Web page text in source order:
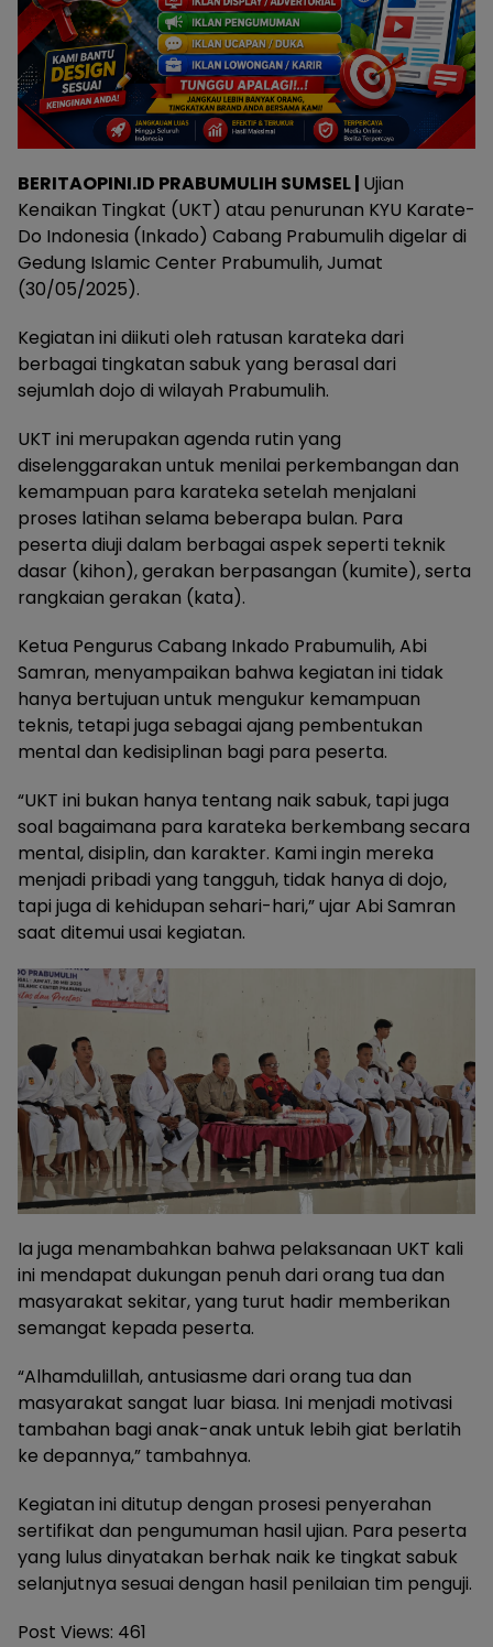
BERITAOPINI.ID PRABUMULIH SUMSEL | Ujian
Kenaikan Tingkat (UKT) atau penurunan KYU Karate-
Do Indonesia (Inkado) Cabang Prabumulih digelar di
Gedung Islamic Center Prabumulih, Jumat
(30/05/2025).
Kegiatan ini diikuti oleh ratusan karateka dari
berbagai tingkatan sabuk yang berasal dari
sejumlah dojo di wilayah Prabumulih.
UKT ini merupakan agenda rutin yang
diselenggarakan untuk menilai perkembangan dan
kemampuan para karateka setelah menjalani
proses latihan selama beberapa bulan. Para
peserta diuji dalam berbagai aspek seperti teknik
dasar (kihon), gerakan berpasangan (kumite), serta
rangkaian gerakan (kata).
Ketua Pengurus Cabang Inkado Prabumulih, Abi
Samran, menyampaikan bahwa kegiatan ini tidak
hanya bertujuan untuk mengukur kemampuan
teknis, tetapi juga sebagai ajang pembentukan
mental dan kedisiplinan bagi para peserta.
“UKT ini bukan hanya tentang naik sabuk, tapi juga
soal bagaimana para karateka berkembang secara
mental, disiplin, dan karakter. Kami ingin mereka
menjadi pribadi yang tangguh, tidak hanya di dojo,
tapi juga di kehidupan sehari-hari,” ujar Abi Samran
saat ditemui usai kegiatan.
Ia juga menambahkan bahwa pelaksanaan UKT kali
ini mendapat dukungan penuh dari orang tua dan
masyarakat sekitar, yang turut hadir memberikan
semangat kepada peserta.
“Alhamdulillah, antusiasme dari orang tua dan
masyarakat sangat luar biasa. Ini menjadi motivasi
tambahan bagi anak-anak untuk lebih giat berlatih
ke depannya,” tambahnya.
Kegiatan ini ditutup dengan prosesi penyerahan
sertifikat dan pengumuman hasil ujian. Para peserta
yang lulus dinyatakan berhak naik ke tingkat sabuk
selanjutnya sesuai dengan hasil penilaian tim penguji.
Post Views: 461